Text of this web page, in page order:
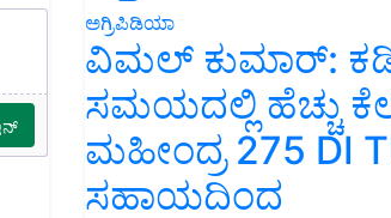
ಅಗ್ರಿಪಿಡಿಯಾ
ವಿಮಲ್ ಕುಮಾರ್:
ಸಮಯದಲ್ಲಿ ಹೆಚ್ಚು
ಮಹೀಂದ್ರ 275 DI
ಸಹಾಯದಿಂದ